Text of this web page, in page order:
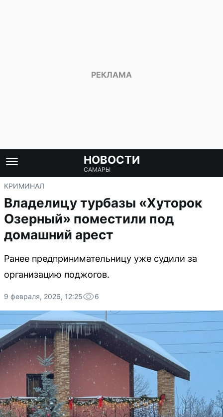
НОВОСТИ
САМАРЫ
КРИМИНАЛ
Владелицу турбазы «Хуторок
Озерный» поместили под
домашний арест
Ранее предпринимательницу уже судили за
организацию поджогов.
9 февраля, 2026, 12:25 6